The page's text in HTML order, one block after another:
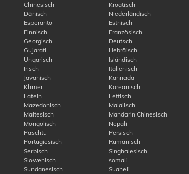
Chinesisch
Kroatisch
Dänisch
Niederländisch
Esperanto
Estnisch
Finnisch
Französisch
Georgisch
Deutsch
Gujarati
Hebräisch
Ungarisch
Isländisch
Irisch
Italienisch
Javanisch
Kannada
Khmer
Koreanisch
Latein
Lettisch
Mazedonisch
Malaiisch
Maltesisch
Mandarin Chinesisch
Mongolisch
Nepali
Paschtu
Persisch
Portugiesisch
Rumänisch
Serbisch
Singhalesisch
Slowenisch
somali
Sundanesisch
Suaheli